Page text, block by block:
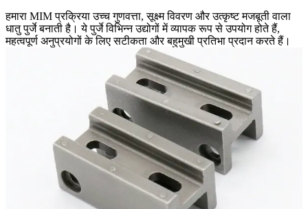
हमारा MIM प्रक्रिया उच्च गुणवत्ता, सूक्ष्म विवरण और उत्कृष्ट मजबूती वाला
धातु पुर्जे बनाती है। ये पुर्जे विभिन्न उद्योगों में व्यापक रूप से उपयोग होते हैं,
महत्वपूर्ण अनुप्रयोगों के लिए सटीकता और बहुमुखी प्रतिभा प्रदान करते हैं।